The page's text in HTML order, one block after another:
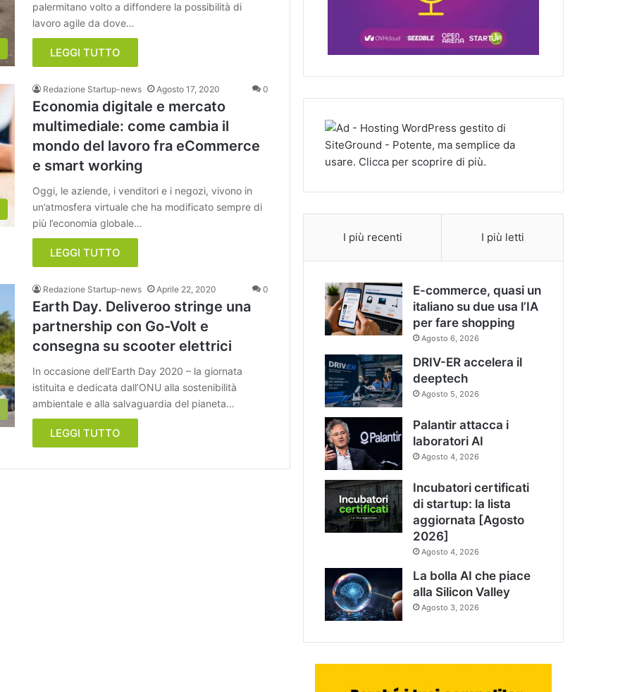
palermitano volto a diffondere la possibilità di
lavoro agile da dove…
LEGGI TUTTO
Redazione Startup-news Agosto 17, 2020 0
Economia digitale e mercato
multimediale: come cambia il
mondo del lavoro fra eCommerce
e smart working
Oggi, le aziende, i venditori e i negozi, vivono in
un’atmosfera virtuale che ha modificato sempre di
più l’economia globale…
LEGGI TUTTO
Redazione Startup-news Aprile 22, 2020 0
Earth Day. Deliveroo stringe una
partnership con Go-Volt e
consegna su scooter elettrici
In occasione dell’Earth Day 2020 – la giornata
istituita e dedicata dall’ONU alla sostenibilità
ambientale e alla salvaguardia del pianeta…
LEGGI TUTTO
I più recenti I più letti
E-commerce, quasi un
italiano su due usa l’IA
per fare shopping
Agosto 6, 2026
DRIV-ER accelera il
deeptech
Agosto 5, 2026
Palantir attacca i
laboratori AI
Agosto 4, 2026
Incubatori certificati
di startup: la lista
aggiornata [Agosto
2026]
Agosto 4, 2026
La bolla AI che piace
alla Silicon Valley
Agosto 3, 2026